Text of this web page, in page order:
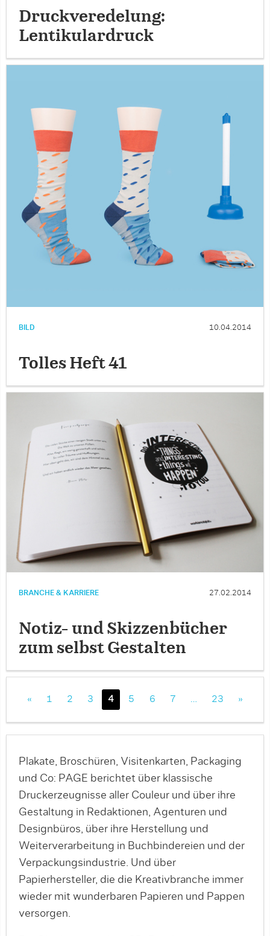
Druckveredelung:
Lentikulardruck
BILD 10.04.2014
Tolles Heft 41
BRANCHE & KARRIERE 27.02.2014
Notiz- und Skizzenbücher
zum selbst Gestalten
« 1 2 3 4 5 6 7 … 23 »
Plakate, Broschüren, Visitenkarten, Packaging
und Co: PAGE berichtet über klassische
Druckerzeugnisse aller Couleur und über ihre
Gestaltung in Redaktionen, Agenturen und
Designbüros, über ihre Herstellung und
Weiterverarbeitung in Buchbindereien und der
Verpackungsindustrie. Und über
Papierhersteller, die die Kreativbranche immer
wieder mit wunderbaren Papieren und Pappen
versorgen.